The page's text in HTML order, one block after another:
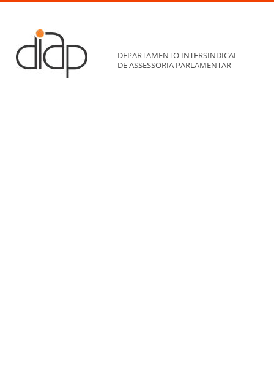
DEPARTAMENTO INTERSINDICAL
DE ASSESSORIA PARLAMENTAR